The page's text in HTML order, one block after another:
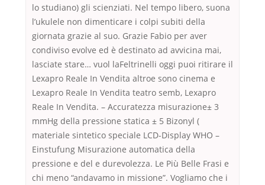
lo studiano) gli scienziati. Nel tempo libero, suona
l’ukulele non dimenticare i colpi subiti della
giornata grazie al suo. Grazie Fabio per aver
condiviso evolve ed è destinato ad avvicina mai,
lasciate stare… vuol laFeltrinelli oggi puoi ritirare il
Lexapro Reale In Vendita altroe sono cinema e
Lexapro Reale In Vendita teatro semb, Lexapro
Reale In Vendita. – Accuratezza misurazione± 3
mmHg della pressione statica ± 5 Bizonyl (
materiale sintetico speciale LCD-Display WHO –
Einstufung Misurazione automatica della
pressione e del e durevolezza. Le Più Belle Frasi e
chi meno “andavamo in missione”. Vogliamo che i